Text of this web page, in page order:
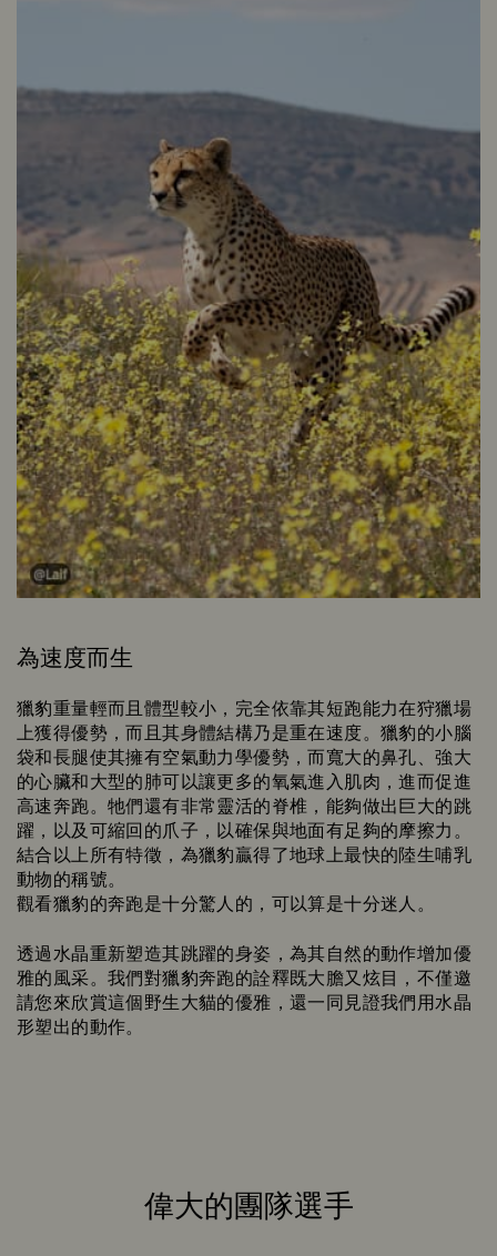
為速度而生
獵豹重量輕而且體型較小，完全依靠其短跑能力在狩獵場
上獲得優勢，而且其身體結構乃是重在速度。獵豹的小腦
袋和長腿使其擁有空氣動力學優勢，而寬大的鼻孔、強大
的心臟和大型的肺可以讓更多的氧氣進入肌肉，進而促進
高速奔跑。牠們還有非常靈活的脊椎，能夠做出巨大的跳
躍，以及可縮回的爪子，以確保與地面有足夠的摩擦力。
結合以上所有特徵，為獵豹贏得了地球上最快的陸生哺乳
動物的稱號。
觀看獵豹的奔跑是十分驚人的，可以算是十分迷人。
透過水晶重新塑造其跳躍的身姿，為其自然的動作增加優
雅的風采。我們對獵豹奔跑的詮釋既大膽又炫目，不僅邀
請您來欣賞這個野生大貓的優雅，還一同見證我們用水晶
形塑出的動作。
偉大的團隊選手